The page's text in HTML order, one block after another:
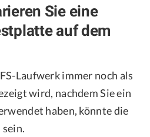
Sie eine
auf dem
Laufwerk immer noch als
wird, nachdem Sie ein
haben, könnte die